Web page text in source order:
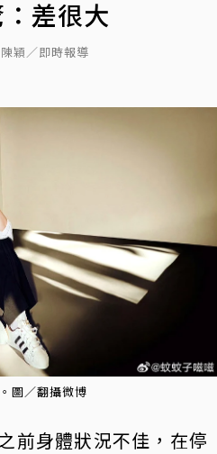
差很大
穎／即時報導
圖／翻攝微博
前身體狀況不佳，在停